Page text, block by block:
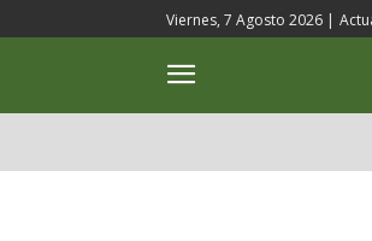
Viernes, 7 Agosto 2026 |